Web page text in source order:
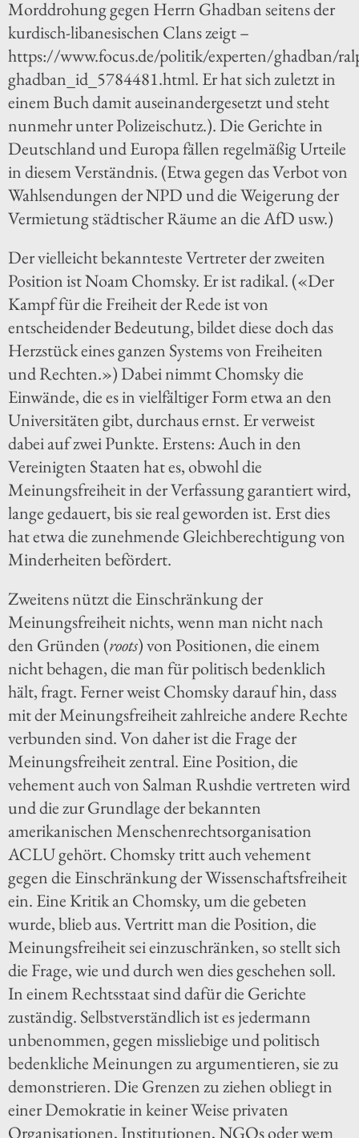
Morddrohung gegen Herrn Ghadban seitens der
kurdisch-libanesischen Clans zeigt –
https://www.focus.de/politik/experten/ghadban/
ghadban_id_5784481.html. Er hat sich zuletzt in
einem Buch damit auseinandergesetzt und steht
nunmehr unter Polizeischutz.). Die Gerichte in
Deutschland und Europa fällen regelmäßig Urteile
in diesem Verständnis. (Etwa gegen das Verbot von
Wahlsendungen der NPD und die Weigerung der
Vermietung städtischer Räume an die AfD usw.)
Der vielleicht bekannteste Vertreter der zweiten
Position ist Noam Chomsky. Er ist radikal. («Der
Kampf für die Freiheit der Rede ist von
entscheidender Bedeutung, bildet diese doch das
Herzstück eines ganzen Systems von Freiheiten
und Rechten.») Dabei nimmt Chomsky die
Einwände, die es in vielfältiger Form etwa an den
Universitäten gibt, durchaus ernst. Er verweist
dabei auf zwei Punkte. Erstens: Auch in den
Vereinigten Staaten hat es, obwohl die
Meinungsfreiheit in der Verfassung garantiert wird,
lange gedauert, bis sie real geworden ist. Erst dies
hat etwa die zunehmende Gleichberechtigung von
Minderheiten befördert.
Zweitens nützt die Einschränkung der
Meinungsfreiheit nichts, wenn man nicht nach
den Gründen (roots) von Positionen, die einem
nicht behagen, die man für politisch bedenklich
hält, fragt. Ferner weist Chomsky darauf hin, dass
mit der Meinungsfreiheit zahlreiche andere Rechte
verbunden sind. Von daher ist die Frage der
Meinungsfreiheit zentral. Eine Position, die
vehement auch von Salman Rushdie vertreten wird
und die zur Grundlage der bekannten
amerikanischen Menschenrechtsorganisation
ACLU gehört. Chomsky tritt auch vehement
gegen die Einschränkung der Wissenschaftsfreiheit
ein. Eine Kritik an Chomsky, um die gebeten
wurde, blieb aus. Vertritt man die Position, die
Meinungsfreiheit sei einzuschränken, so stellt sich
die Frage, wie und durch wen dies geschehen soll.
In einem Rechtsstaat sind dafür die Gerichte
zuständig. Selbstverständlich ist es jedermann
unbenommen, gegen missliebige und politisch
bedenkliche Meinungen zu argumentieren, sie zu
demonstrieren. Die Grenzen zu ziehen obliegt in
einer Demokratie in keiner Weise privaten
Organisationen, Institutionen, NGOs oder wem